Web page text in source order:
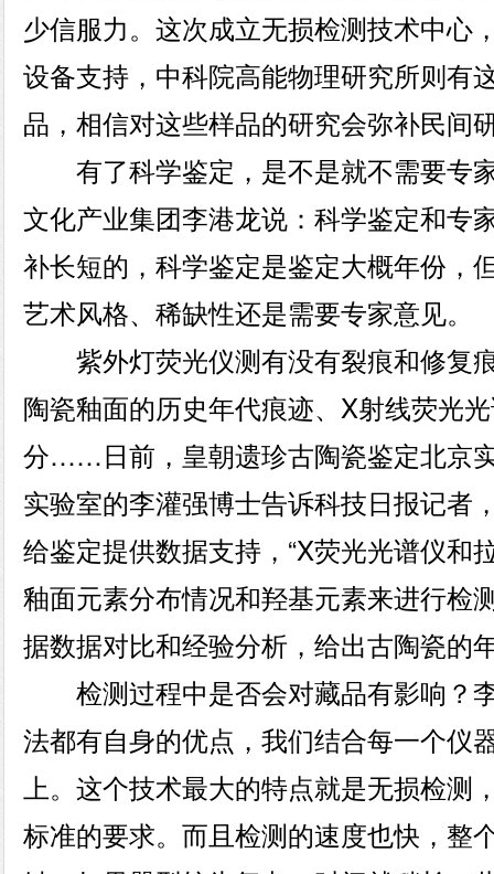
少信服力。这次成立无损检测技术中心
设备支持，中科院高能物理研究所则有
品，相信对这些样品的研究会弥补民间
有了科学鉴定，是不是就不需要专
文化产业集团李港龙说：科学鉴定和专
补长短的，科学鉴定是鉴定大概年份，
艺术风格、稀缺性还是需要专家意见。
紫外灯荧光仪测有没有裂痕和修复
陶瓷釉面的历史年代痕迹、X射线荧光
分……日前，皇朝遗珍古陶瓷鉴定北京
实验室的李灌强博士告诉科技日报记者
给鉴定提供数据支持，“X荧光光谱仪和
釉面元素分布情况和羟基元素来进行检
据数据对比和经验分析，给出古陶瓷的
检测过程中是否会对藏品有影响？
法都有自身的优点，我们结合每一个仪
上。这个技术最大的特点就是无损检测
标准的要求。而且检测的速度也快，整